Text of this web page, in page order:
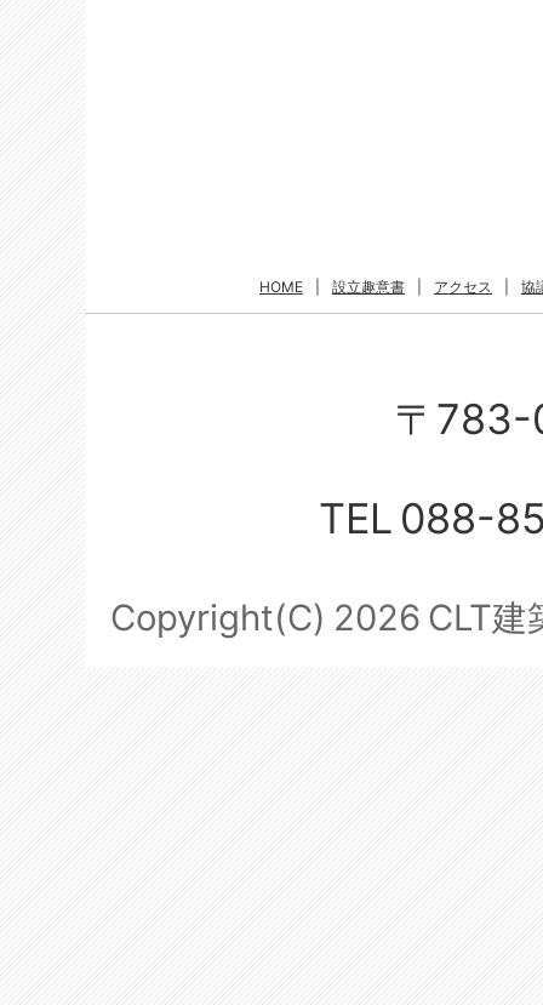
HOME 設立趣意書 アクセス 協
〒
TEL 088-
Copyright(C) 2026 CLT建